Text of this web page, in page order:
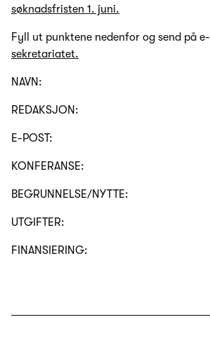
søknadsfristen 1. juni.
Fyll ut punktene nedenfor og send på
sekretariatet.
NAVN:
REDAKSJON:
E-POST:
KONFERANSE:
BEGRUNNELSE/NYTTE:
UTGIFTER:
FINANSIERING: